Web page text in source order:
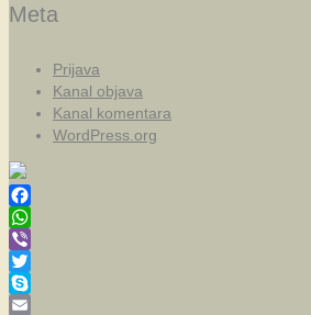
Meta
Prijava
Kanal objava
Kanal komentara
WordPress.org
Facebook
WhatsApp
Viber
Twitter
Skype